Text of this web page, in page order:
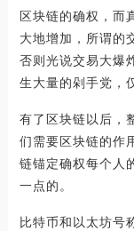
区块链的确权，而
大地增加，所谓的
否则光说交易大爆
生大量的剁手党，
有了区块链以后，
们需要区块链的作
链锚定确权每个人
一点的。
比特币和以太坊号